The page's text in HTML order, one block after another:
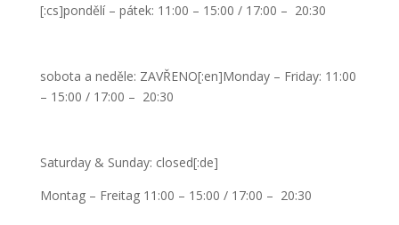
[:cs]pondělí – pátek: 11:00 – 15:00 / 17:00 – 20:30
sobota a neděle: ZAVŘENO[:en]Monday – Friday: 11:00
– 15:00 / 17:00 – 20:30
Saturday & Sunday: closed[:de]
Montag – Freitag 11:00 – 15:00 / 17:00 – 20:30